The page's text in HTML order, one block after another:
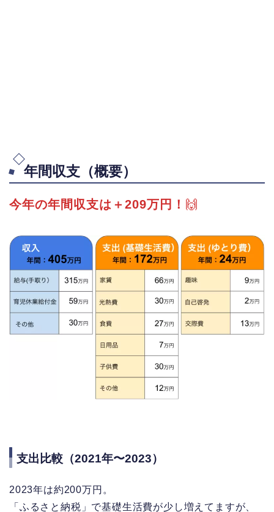
年間収支（概要）
今年の年間収支は＋209万円！ 🙌
支出比較（2021年〜2023）
2023年は約200万円。
「ふるさと納税」で基礎生活費が少し増えてますが、